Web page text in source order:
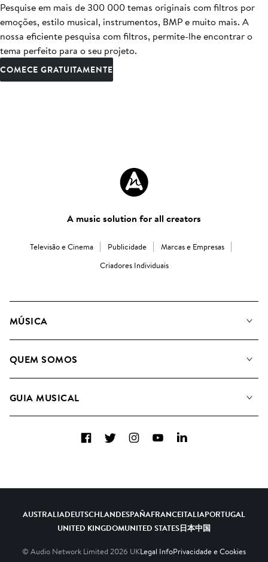
Pesquise em mais de 300 000 temas originais com filtros por
emoções, estilo musical, instrumentos, BMP e muito mais. A
nossa eficiente pesquisa com filtros, permite-lhe encontrar o
tema perfeito para o seu projeto.
COMECE GRATUITAMENTE
A music solution for all creators
Televisão e Cinema Publicidade
Marcas e Empresas
Criadores Individuais
MÚSICA
Pesquisar
QUEM SOMOS
Como usamos a IA
GUIA MUSICAL
FacebookTwitterInstagramYouTubeLinkedIn
AUSTRALIADEUTSCHLANDESPAÑAFRANCEITALIAPORTUGAL
UNITED KINGDOMUNITED STATES日本中国
© Audio Network Limited 2026 UKLegal InfoPrivacidade e Cookies